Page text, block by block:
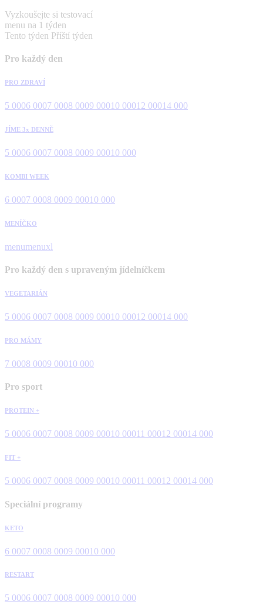
Vyzkoušejte si testovací
menu na 1 týden
Tento týden Příští týden
Pro každý den
PRO ZDRAVÍ
5 0006 0007 0008 0009 00010 00012 00014 000
JÍME 3x DENNĚ
5 0006 0007 0008 0009 00010 000
KOMBI WEEK
6 0007 0008 0009 00010 000
MENÍČKO
menumenuxl
Pro každý den s upraveným jídelníčkem
VEGETARIÁN
5 0006 0007 0008 0009 00010 00012 00014 000
PRO MÁMY
7 0008 0009 00010 000
Pro sport
PROTEIN +
5 0006 0007 0008 0009 00010 00011 00012 00014 000
FIT +
5 0006 0007 0008 0009 00010 00011 00012 00014 000
Speciální programy
KETO
6 0007 0008 0009 00010 000
RESTART
5 0006 0007 0008 0009 00010 000